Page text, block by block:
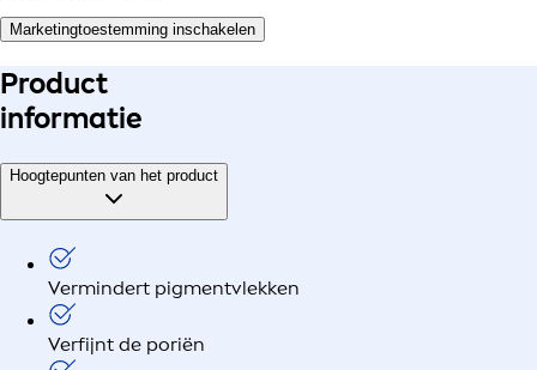
Marketingtoestemming inschakelen
Product
informatie
Hoogtepunten van het product
Vermindert pigmentvlekken
Verfijnt de poriën